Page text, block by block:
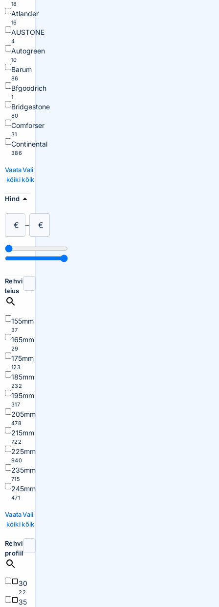
18
Atlander
16
AUSTONE
4
Autogreen
10
Barum
86
Bfgoodrich
1
Bridgestone
80
Comforser
31
Continental
386
Vaata
kõiki
Vali
kõik
Hind
€ – €
Rehvi
laius
155mm
37
165mm
29
175mm
123
185mm
232
195mm
317
205mm
478
215mm
722
225mm
940
235mm
715
245mm
471
Vaata
kõiki
Vali
kõik
Rehvi
profiil
30
22
35